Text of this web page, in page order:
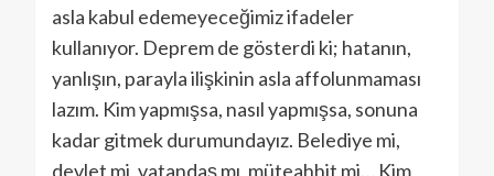
asla kabul edemeyeceğimiz ifadeler
kullanıyor. Deprem de gösterdi ki; hatanın,
yanlışın, parayla ilişkinin asla affolunmaması
lazım. Kim yapmışsa, nasıl yapmışsa, sonuna
kadar gitmek durumundayız. Belediye mi,
devlet mi, vatandaş mı, müteahhit mi… Kim